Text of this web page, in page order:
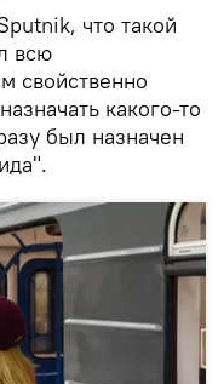
что такой
всю
свойственно
какого-то
был назначен